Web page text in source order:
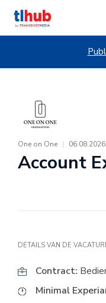
One on One | 06.08.2026
Account
DETAILS VAN DE
Contract:
Minimal